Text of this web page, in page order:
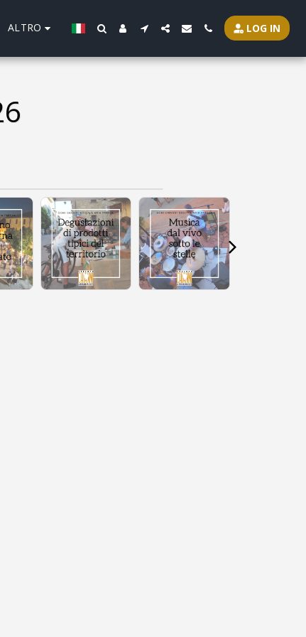
ALTRO LOG IN